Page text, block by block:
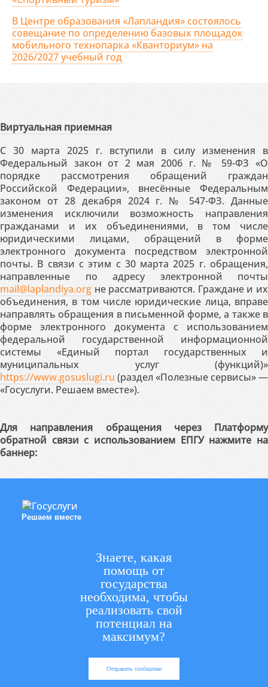
В Центре образования «Лапландия» состоялось
совещание по определению базовых площадок
мобильного технопарка «Кванториум» на
2026/2027 учебный год
Виртуальная приемная
С 30 марта 2025 г. вступили в силу изменения в
Федеральный закон от 2 мая 2006 г. № 59-ФЗ «О
порядке рассмотрения обращений граждан
Российской Федерации», внесённые Федеральным
законом от 28 декабря 2024 г. № 547-ФЗ. Данные
изменения исключили возможность направления
гражданами и их объединениями, в том числе
юридическими лицами, обращений в форме
электронного документа посредством электронной
почты. В связи с этим с 30 марта 2025 г. обращения,
направленные по адресу электронной почты
mail@laplandiya.org не рассматриваются. Граждане и их
объединения, в том числе юридические лица, вправе
направлять обращения в письменной форме, а также в
форме электронного документа с использованием
федеральной государственной информационной
системы «Единый портал государственных и
муниципальных услуг (функций)»
https://www.gosuslugi.ru (раздел «Полезные сервисы» —
«Госуслуги. Решаем вместе»).
Для направления обращения через Платформу
обратной связи с использованием ЕПГУ нажмите на
баннер:
Решаем вместе
Знаете, какая
помощь от
государства
необходима, чтобы
реализовать свой
потенциал на
максимум?
Отправить сообщение